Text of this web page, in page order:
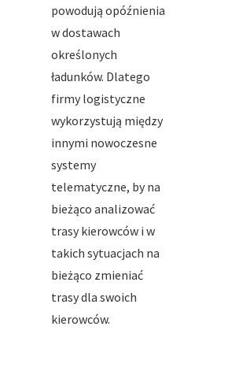
powodują opóźnienia
w dostawach
określonych
ładunków. Dlatego
firmy logistyczne
wykorzystują między
innymi nowoczesne
systemy
telematyczne, by na
bieżąco analizować
trasy kierowców i w
takich sytuacjach na
bieżąco zmieniać
trasy dla swoich
kierowców.